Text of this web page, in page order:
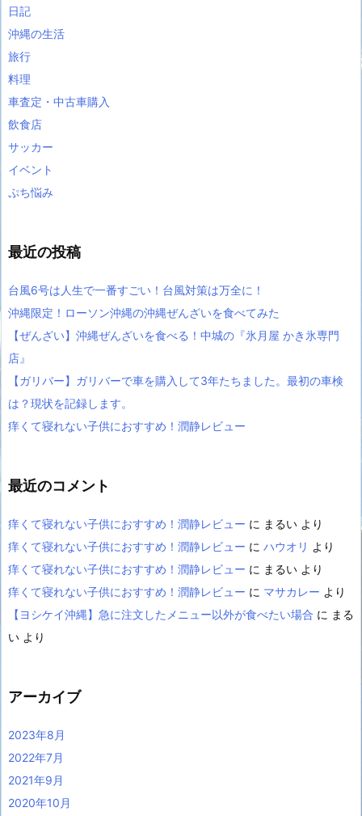
日記
沖縄の生活
旅行
料理
車査定・中古車購入
飲食店
サッカー
イベント
ぷち悩み
最近の投稿
台風6号は人生で一番すごい！台風対策は万全に！
沖縄限定！ローソン沖縄の沖縄ぜんざいを食べてみた
【ぜんざい】沖縄ぜんざいを食べる！中城の『氷月屋 かき氷専門
店』
【ガリバー】ガリバーで車を購入して3年たちました。最初の車検
は？現状を記録します。
痒くて寝れない子供におすすめ！潤静レビュー
最近のコメント
痒くて寝れない子供におすすめ！潤静レビュー に まるい より
痒くて寝れない子供におすすめ！潤静レビュー に ハウオリ より
痒くて寝れない子供におすすめ！潤静レビュー に まるい より
痒くて寝れない子供におすすめ！潤静レビュー に マサカレー より
【ヨシケイ沖縄】急に注文したメニュー以外が食べたい場合 に まる
い より
アーカイブ
2023年8月
2022年7月
2021年9月
2020年10月